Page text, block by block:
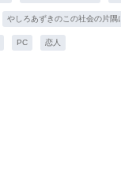
やしろあずきのこの社会の片隅
PC 恋人